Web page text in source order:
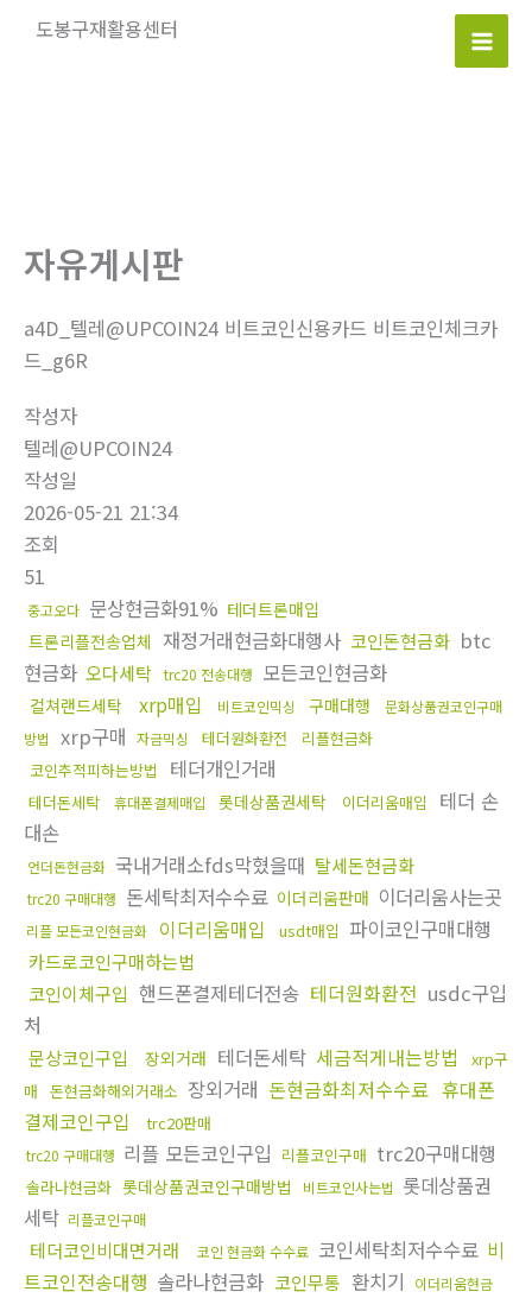
도봉구재활용센터
Main
자유게시판
a4D_텔레@UPCOIN24 비트코인신용카드 비트코인체크카
드_g6R
작성자
텔레@UPCOIN24
작성일
2026-05-21 21:34
조회
51
중고오다 문상현금화91% 테더트론매입
트론리플전송업체 재정거래현금화대행사 코인돈현금화 btc
현금화 오다세탁 trc20 전송대행 모든코인현금화
컬쳐랜드세탁 xrp매입 비트코인믹싱 구매대행
문화상품권코인구매
방법
xrp구매 자금믹싱 테더원화환전
리플현금화
코인추적피하는방법
테더개인거래
테더돈세탁 휴대폰결제매입 롯데상품권세탁 이더리움매입
테더 손
대손
언더돈현금화 국내거래소fds막혔을때 탈세돈현금화
trc20 구매대행 돈세탁최저수수료 이더리움판매 이더리움사는곳
리플 모든코인현금화 이더리움매입 usdt매입 파이코인구매대행
카드로코인구매하는법
코인이체구입 핸드폰결제테더전송 테더원화환전 usdc구입
처
문상코인구입 장외거래 테더돈세탁 세금적게내는방법
xrp구
매 돈현금화해외거래소 장외거래 돈현금화최저수수료 휴대폰
결제코인구입
trc20판매
trc20 구매대행 리플 모든코인구입 리플코인구매 trc20구매대행
솔라나현금화 롯데상품권코인구매방법 비트코인사는법 롯데상품권
세탁 리플코인구매
테더코인비대면거래 코인 현금화 수수료 코인세탁최저수수료 비
트코인전송대행 솔라나현금화 코인무통 환치기
이더리움현금